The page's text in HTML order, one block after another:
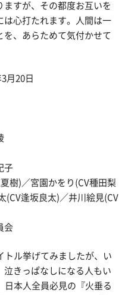
すが、その都度お互いを
は心打たれます。人間は一
を、あらためて気付かせて
月20日
子
樹)／宮園かをり(CV種田梨
(CV逢坂良太)／井川絵見(CV
会
トル挙げてみましたが、い
泣きっぱなしになる人もい
日本人全員必見の『火垂る